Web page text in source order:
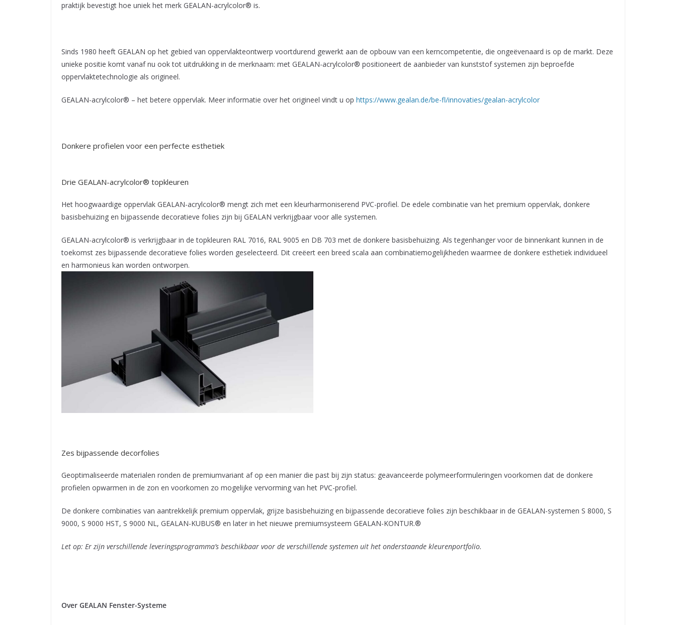
praktijk bevestigt hoe uniek het merk GEALAN-acrylcolor® is.
Sinds 1980 heeft GEALAN op het gebied van oppervlakteontwerp voortdurend gewerkt aan de opbouw van een kerncompetentie, die ongeëvenaard is op de markt. Deze
unieke positie komt vanaf nu ook tot uitdrukking in de merknaam: met GEALAN-acrylcolor® positioneert de aanbieder van kunststof systemen zijn beproefde
oppervlaktetechnologie als origineel.
GEALAN-acrylcolor® – het betere oppervlak. Meer informatie over het origineel vindt u op https://www.gealan.de/be-fl/innovaties/gealan-acrylcolor
Donkere profielen voor een perfecte esthetiek
Drie GEALAN-acrylcolor® topkleuren
Het hoogwaardige oppervlak GEALAN-acrylcolor® mengt zich met een kleurharmoniserend PVC-profiel. De edele combinatie van het premium oppervlak, donkere
basisbehuizing en bijpassende decoratieve folies zijn bij GEALAN verkrijgbaar voor alle systemen.
GEALAN-acrylcolor® is verkrijgbaar in de topkleuren RAL 7016, RAL 9005 en DB 703 met de donkere basisbehuizing. Als tegenhanger voor de binnenkant kunnen in de
toekomst zes bijpassende decoratieve folies worden geselecteerd. Dit creëert een breed scala aan combinatiemogelijkheden waarmee de donkere esthetiek individueel
en harmonieus kan worden ontworpen.
Zes bijpassende decorfolies
Geoptimaliseerde materialen ronden de premiumvariant af op een manier die past bij zijn status: geavanceerde polymeerformuleringen voorkomen dat de donkere
profielen opwarmen in de zon en voorkomen zo mogelijke vervorming van het PVC-profiel.
De donkere combinaties van aantrekkelijk premium oppervlak, grijze basisbehuizing en bijpassende decoratieve folies zijn beschikbaar in de GEALAN-systemen S 8000, S
9000, S 9000 HST, S 9000 NL, GEALAN-KUBUS® en later in het nieuwe premiumsysteem GEALAN-KONTUR.®
Let op: Er zijn verschillende leveringsprogramma’s beschikbaar voor de verschillende systemen uit het onderstaande kleurenportfolio.
Over GEALAN Fenster-Systeme